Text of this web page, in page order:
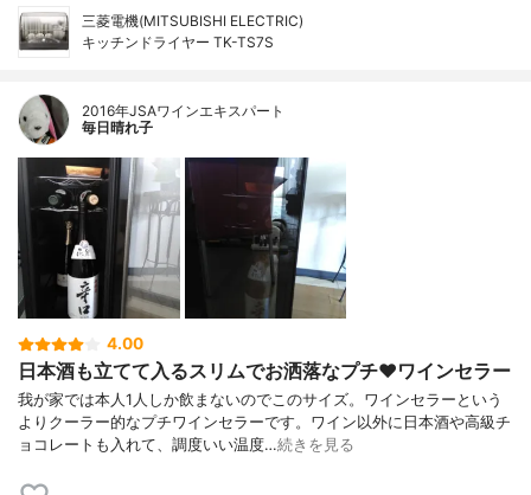
三菱電機(MITSUBISHI ELECTRIC)
キッチンドライヤー TK-TS7S
2016年JSAワインエキスパート
毎日晴れ子
4.00
日本酒も立てて入るスリムでお洒落なプチ♥ワインセラー
我が家では本人1人しか飲まないのでこのサイズ。ワインセラーという
よりクーラー的なプチワインセラーです。ワイン以外に日本酒や高級チ
ョコレートも入れて、調度いい温度…続きを見る